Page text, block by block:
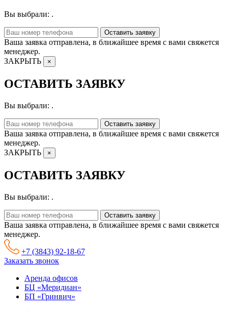
Вы выбрали: .
Оставить заявку
Ваша заявка отправлена, в ближайшее время с вами свяжется
менеджер.
ЗАКРЫТЬ
×
ОСТАВИТЬ ЗАЯВКУ
Вы выбрали: .
Оставить заявку
Ваша заявка отправлена, в ближайшее время с вами свяжется
менеджер.
ЗАКРЫТЬ
×
ОСТАВИТЬ ЗАЯВКУ
Вы выбрали: .
Оставить заявку
Ваша заявка отправлена, в ближайшее время с вами свяжется
менеджер.
+7 (3843) 92-18-67
Заказать звонок
Аренда офисов
БЦ «Меридиан»
БП «Гринвич»